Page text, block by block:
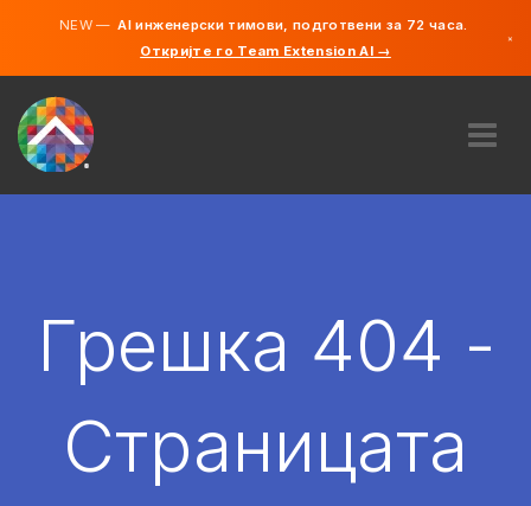
NEW —AI инженерски тимови, подготвени за 72 часа.
Откријте го Team Extension AI →
×
АНГАЖИРАЈ
Грешка 404 -
Страницата